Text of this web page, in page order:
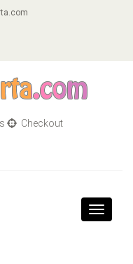
Checkout
Toggle